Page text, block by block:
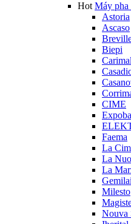
Hot Máy pha
Astoria
Ascaso
Biepi
CIME
Faema
La
La
La
Gemilai
Milesto
Nouva